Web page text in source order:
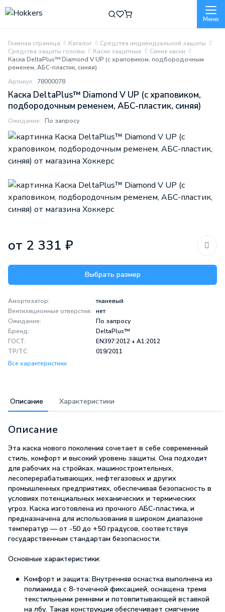
Меню
Главная страница Каталог
Средства индивидуальной защиты
Средства защиты головы
Каски защитные
Синие каски
Каска DeltaPlus™ Diamond V UP (с храповиком, подбородочным
ременем, АБС-пластик, синяя)
Артикул: 78000078
Каска DeltaPlus™ Diamond V UP (с храповиком,
подбородочным ременем, АБС-пластик, синяя)
Ожидание: По запросу
от 2 331 ₽
Выбрать размер
Амортизатор:
тканевый
Вентиляционные отверстия: нет
Ожидание:
По запросу
Бренд:
DeltaPlus™
ГОСТ:
EN397:2012 + A1:2012
ТР/ТС:
019/2011
Все характеристики
Описание Характеристики
Описание
Эта каска нового поколения сочетает в себе современный
стиль, комфорт и высокий уровень защиты. Она подходит
для рабочих на стройках, машиностроительных,
лесоперерабатывающих, нефтегазовых и других
промышленных предприятиях, обеспечивая безопасность в
условиях потенциальных механических и термических
угроз. Каска изготовлена из прочного АБС-пластика, и
предназначена для использования в широком диапазоне
температур — от -50 до +50 градусов, соответствуя
государственным стандартам безопасности.
Основные характеристики:
Комфорт и защита: Внутренняя оснастка выполнена из
полиамида с 8-точечной фиксацией, оснащена тремя
текстильными ремнями и потовпитывающей вставкой
на лбу. Такая конструкция обеспечивает смягчение